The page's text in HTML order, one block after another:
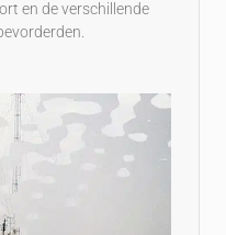
en de verschillende